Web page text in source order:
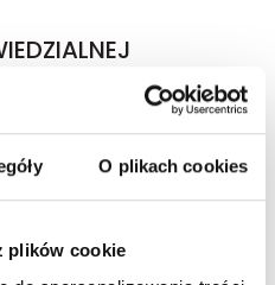
O plikach cookies
plików cookie
LACJUM SPÓŁKA Z
Lotu 2/65
982